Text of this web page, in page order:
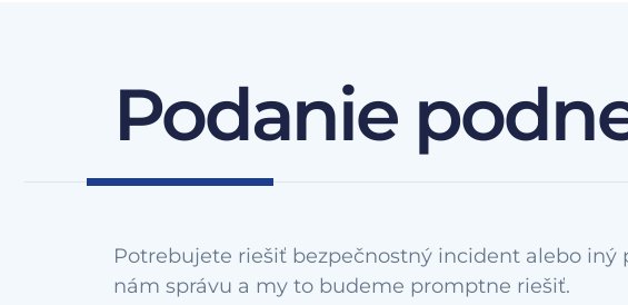
Podanie
Potrebujete riešiť bezpečnostný incident alebo iný